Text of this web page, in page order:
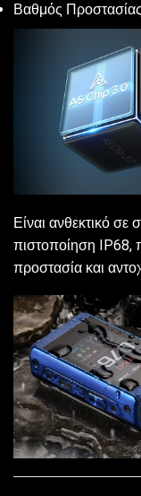
Βαθμός
Είναι ανθεκτικό σε
πιστοποίηση IP68,
προστασία και